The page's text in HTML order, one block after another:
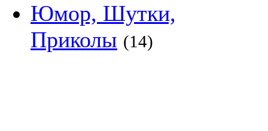
Юмор, Шутки,
Приколы (14)